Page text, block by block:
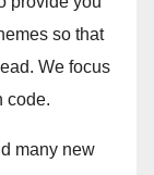
so that
We focus
code.
many new